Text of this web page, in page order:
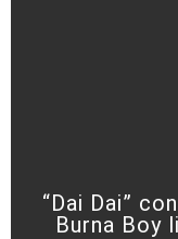
“Dai Dai”
Burna Boy